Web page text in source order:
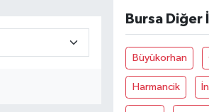
Bursa Diğer
Büyükorhan
Harmancik